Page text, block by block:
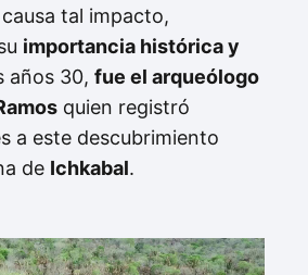
tal impacto,
importancia histórica y
años 30, fue el arqueólogo
quien registró
a este descubrimiento
de Ichkabal.